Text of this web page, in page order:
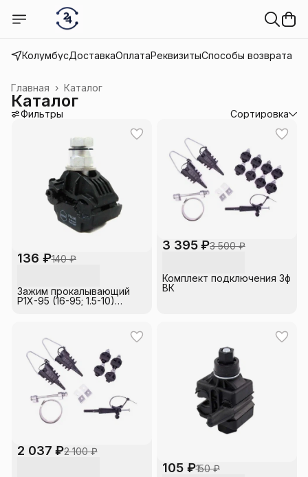
КолумбусДоставкаОплатаРеквизитыСпособы возврата
Каталог
Главная ›
Каталог
Фильтры Сортировка
136 ₽140 ₽
Зажим прокалывающий
P1X-95 (16-95; 1.5-10)
3 395 ₽3 500 ₽
Комплект подключения 3ф
ВК
2 037 ₽2 100 ₽
105 ₽150 ₽